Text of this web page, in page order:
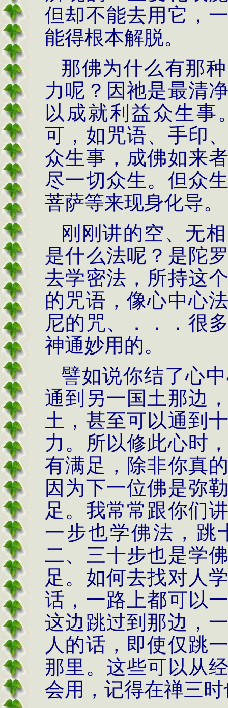
但却不能去用它，
能得根本解脱。
那佛为什么有那
力呢？因祂是最清
以成就利益众生事
可，如咒语、手印
众生事，成佛如来
尽一切众生。但众
菩萨等来现身化导。
刚刚讲的空、无
是什么法呢？是陀
去学密法，所持这
的咒语，像心中心
尼的咒、．．．很
神通妙用的。
譬如说你结了心
通到另一国土那边
土，甚至可以通到
力。所以修此心时
有满足，除非你真
因为下一位佛是弥
足。我常常跟你们
一步也学佛法，跳
二、三十步也是学
足。如何去找对人
话，一路上都可以
这边跳过到那边，
人的话，即使仅跳
那里。这些可以从
会用，记得在禅三